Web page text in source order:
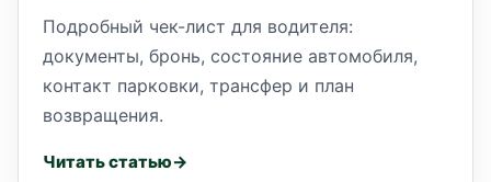
Подробный чек-лист для водителя:
документы, бронь, состояние автомобиля,
контакт парковки, трансфер и план
возвращения.
Читать статью